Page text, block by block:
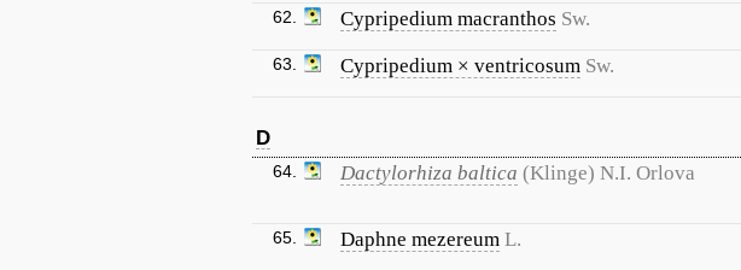
62.
Cypripedium macranthos Sw.
63.
Cypripedium × ventricosum Sw.
D
64. Dactylorhiza baltica (Klinge) N.I. Orlova
65.
Daphne mezereum L.